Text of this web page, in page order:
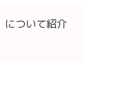
について紹介